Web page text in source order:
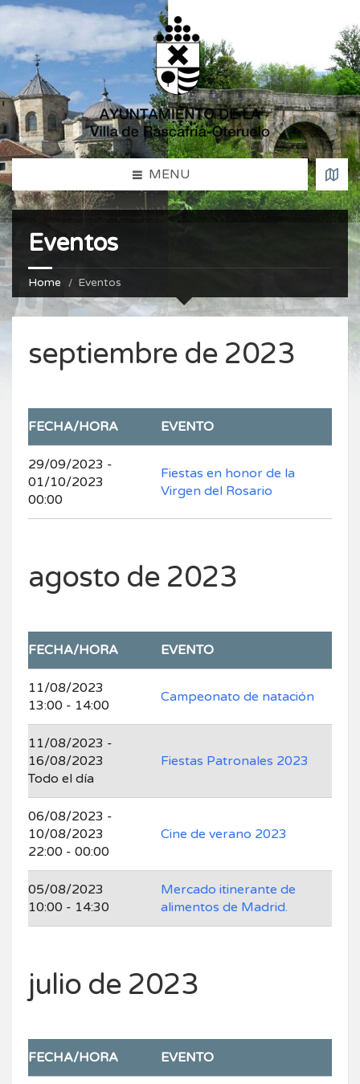
MENU
Eventos
Home Eventos
septiembre de 2023
FECHA/HORA EVENTO
29/09/2023 -
01/10/2023
00:00
Fiestas en honor de la
Virgen del Rosario
agosto de 2023
FECHA/HORA EVENTO
11/08/2023
13:00 - 14:00
Campeonato de natación
11/08/2023 -
16/08/2023
Todo el día
Fiestas Patronales 2023
06/08/2023 -
10/08/2023
22:00 - 00:00
Cine de verano 2023
05/08/2023
10:00 - 14:30
Mercado itinerante de
alimentos de Madrid.
julio de 2023
FECHA/HORA EVENTO